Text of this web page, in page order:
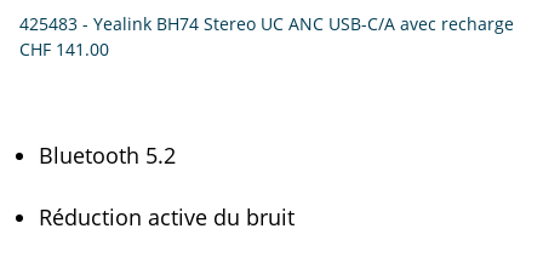
425483 - Yealink BH74 Stereo UC ANC USB-C/A avec recharge
CHF 141.00
Bluetooth 5.2
Réduction active du bruit